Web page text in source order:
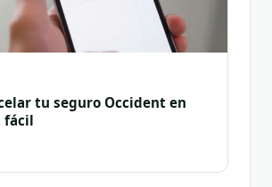
tu seguro Occident en
fácil